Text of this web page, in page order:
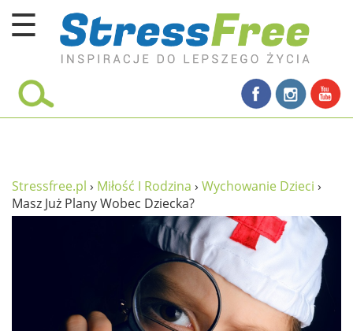
☰
Kursy online
umysł
proste życie
wolność od stresu
miłość i rodzina
Stressfree.pl › Miłość I Rodzina › Wychowanie Dzieci ›
Masz Już Plany Wobec Dziecka?